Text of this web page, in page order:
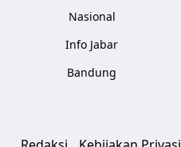
Nasional
Info Jabar
Bandung